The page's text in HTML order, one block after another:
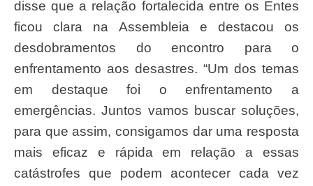
disse que a relação fortalecida entre os Entes
ficou clara na Assembleia e destacou os
desdobramentos do encontro para o
enfrentamento aos desastres. “Um dos temas
em destaque foi o enfrentamento a
emergências. Juntos vamos buscar soluções,
para que assim, consigamos dar uma resposta
mais eficaz e rápida em relação a essas
catástrofes que podem acontecer cada vez